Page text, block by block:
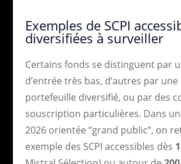
Exemples de SCPI
diversifiées à surveiller
Certains fonds se distinguent par
d’entrée très bas, d’autres par
portefeuille diversifié, ou par des
souscription particulières. Dans
2026 orientée “grand public”, on
exemple des SCPI accessibles dès